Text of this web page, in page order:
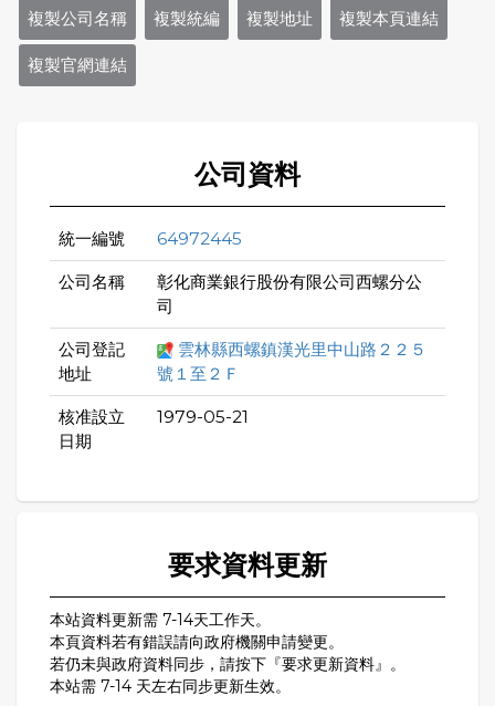
複製公司名稱 複製統編 複製地址 複製本頁連結
複製官網連結
公司資料
統一編號 64972445
公司名稱
彰化商業銀行股份有限公司西螺分公
司
公司登記
地址
雲林縣西螺鎮漢光里中山路２２５
號１至２Ｆ
核准設立
日期
1979-05-21
要求資料更新
本站資料更新需 7-14天工作天。
本頁資料若有錯誤請向政府機關申請變更。
若仍未與政府資料同步，請按下『要求更新資料』。
本站需 7-14 天左右同步更新生效。